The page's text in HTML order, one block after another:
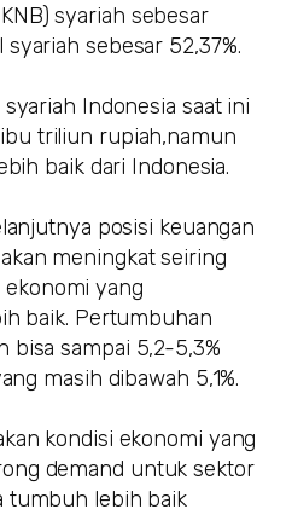
syariah sebesar
syariah sebesar 52,37%.
Indonesia saat ini
triliun rupiah,namun
baik dari Indonesia.
posisi keuangan
meningkat seiring
yang
baik. Pertumbuhan
bisa sampai 5,2-5,3%
masih dibawah 5,1%.
kondisi ekonomi yang
demand untuk sektor
tumbuh lebih baik